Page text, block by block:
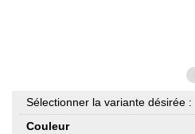
Sélectionner la variante désirée :
Couleur